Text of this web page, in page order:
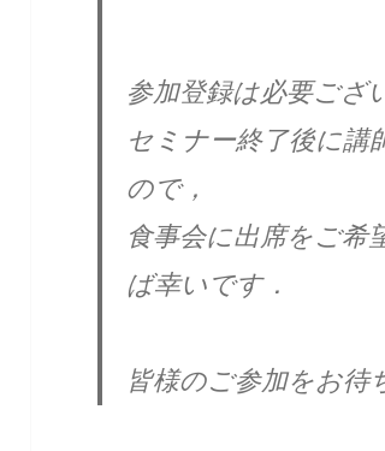
参加登録は必要ござ
セミナー終了後に講
ので，
食事会に出席をご希
ば幸いです．
皆様のご参加をお待